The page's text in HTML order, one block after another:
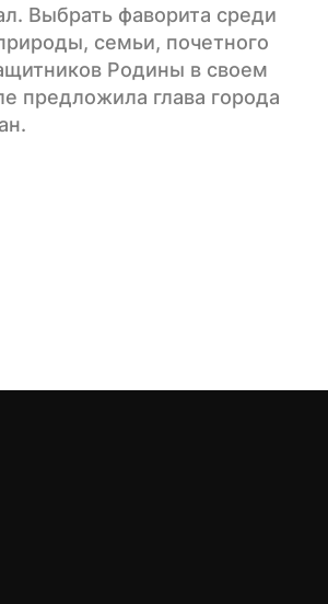
Выбрать фаворита среди
семьи, почетного
Родины в своем
предложила глава города